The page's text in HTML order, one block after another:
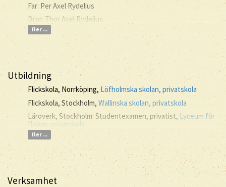
Far: Per Axel Rydelius
Bror: Thor Axel Rydelius
fler ...
Utbildning
Flickskola, Norrköping,Löfholmska skolan, privatskola
Flickskola, Stockholm, Wallinska skolan, privatskola
Läroverk, Stockholm: Studentexamen, privatist, Lyceum för
flickor, privatskola
fler ...
Verksamhet